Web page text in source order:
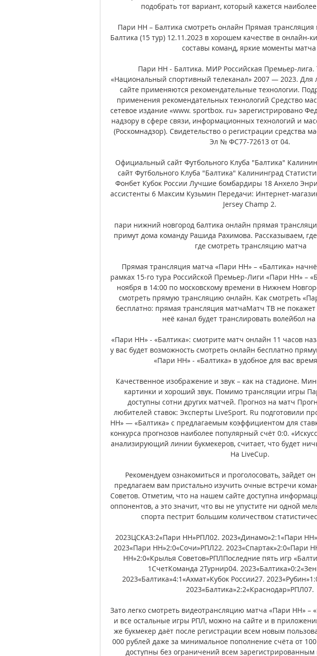
подобрать тот вариант, который кажется
Пари НН – Балтика смотреть онлайн Прямая
Балтика (15 тур) 12.11.2023 в хорошем качестве в онлайн-
составы команд, яркие моменты матча
Пари НН - Балтика. МИР Российская Премьер-
«Национальный спортивный телеканал» 2007 — 2023. Для
сайте применяются рекомендательные технологии.
применения рекомендательных технологий Средство
сетевое издание «www. sportbox. ru» зарегистрировано
надзору в сфере связи, информационных технологий и
(Роскомнадзор). Свидетельство о регистрации средства
Эл № ФС77-72613 от 04.
Официальный сайт Футбольного Клуба "Балтика"
сайт Футбольного Клуба "Балтика" Калининград
Фонбет Кубок России Лучшие бомбардиры 18 Анхело
ассистенты 6 Максим Кузьмин Передачи: Интернет-
Jersey Champ 2.
пари нижний новгород балтика онлайн прямая
примут дома команду Рашида Рахимова. Рассказываем,
где смотреть трансляцию матча
Прямая трансляция матча «Пари НН» – «Балтика»
рамках 15-го тура Российской Премьер-Лиги «Пари НН» –
ноября в 14:00 по московскому времени в Нижнем
смотреть прямую трансляцию онлайн. Как смотреть
бесплатно: прямая трансляция матчаМатч ТВ не покажет
неё канал будет транслировать волейбол на
«Пари НН» - «Балтика»: смотрите матч онлайн 11 часов
у вас будет возможность смотреть онлайн бесплатно
«Пари НН» - «Балтика» в удобное для вас
Качественное изображение и звук – как на стадионе.
картинки и хороший звук. Помимо трансляции игры
доступны сотни других матчей. Прогноз на матч
любителей ставок: Эксперты LiveSport. Ru подготовили
НН» — «Балтика» с предлагаемым коэффициентом для
конкурса прогнозов наиболее популярный счёт 0:0.
анализирующий линии букмекеров, считает, что будет
На LiveCup.
Рекомендуем ознакомиться и проголосовать, зайдет
предлагаем вам пристально изучить очные встречи
Советов. Отметим, что на нашем сайте доступна
оппонентов, а это значит, что вы не упустите ни одной
спорта пестрит большим количеством
2023ЦСКА3:2«Пари НН»РПЛ02. 2023«Динамо»2:1«Пари
2023«Пари НН»2:0«Сочи»РПЛ22. 2023«Спартак»2:0«Пари
НН»2:0«Крылья Советов»РПЛПоследние пять игр
1СчетКоманда 2Турнир04.
2023«Балтика»4:1«Ахмат»Кубок России27.
2023«Балтика»2:2«Краснодар»РПЛ07.
Зато легко смотреть видеотрансляцию матча «Пари НН» –
и все остальные игры РПЛ, можно на сайте и в
же букмекер даёт после регистрации всем новым
000 рублей даже за минимальное пополнение счёта от
доступны без ограничений всем зарегистрированным